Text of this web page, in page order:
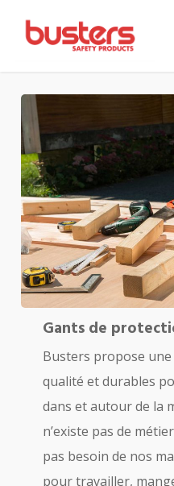
Gants de
Busters propose
qualité et durables
dans et autour de la
n’existe pas de
pas besoin de nos
pour travailler,